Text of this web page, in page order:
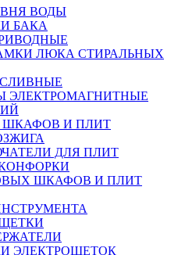
ВОДЫ
БАКА
ЛЮКА СТИРАЛЬНЫХ
ЭЛЕКТРОМАГНИТНЫЕ
ШКАФОВ И ПЛИТ
ДЛЯ ПЛИТ
ШКАФОВ И ПЛИТ
ЭЛЕКТРОЩЕТОК